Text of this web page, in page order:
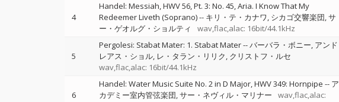
4
Handel: Messiah, HWV 56, Pt. 3: No. 45, Aria. I Know That My
Redeemer Liveth (Soprano)-- キリ・テ・カナワ シカゴ交響楽団 サ
ー・ゲオルグ・ショルティ
wav,flac,alac: 16bit/44.1kHz
5
Pergolesi: Stabat Mater: 1. Stabat Mater--バーバラ・ボニー アンド
レアス・ショル レ・タラン・リリク クリストフ・ルセ
wav,flac,alac: 16bit/44.1kHz
6
Handel: Water Music Suite No. 2 in D Major, HWV 349: Hornpipe -- ア
カデミー室内管弦楽団 サー・ネヴィル・マリナー
wav,flac,alac: